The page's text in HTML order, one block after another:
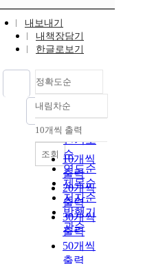
내보내기
내책장담기
한글로보기
정확도순
정확도
순
인기도
순
연도순
제목순
저자순
발행기
관순
내림차순
내림차순
10개씩 출력
10개씩
출력
20개씩
출력
30개씩
출력
50개씩
출력
조회